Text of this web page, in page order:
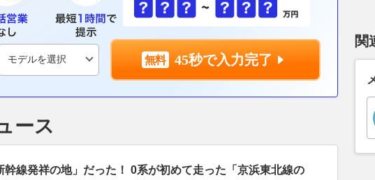
45秒で入力完了
ース
幹線発祥の地」だった！ 0系が初めて走った「京浜東北線の
関